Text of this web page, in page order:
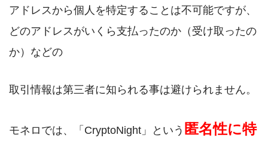
アドレスから個人を特定することは不可能ですが、
どのアドレスがいくら支払ったのか（受け取ったの
か）などの
取引情報は第三者に知られる事は避けられません。
モネロでは、「CryptoNight」という 匿名性に特